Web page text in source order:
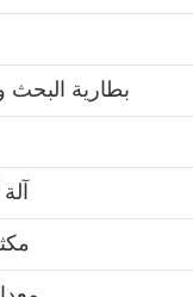
بطارية البحث